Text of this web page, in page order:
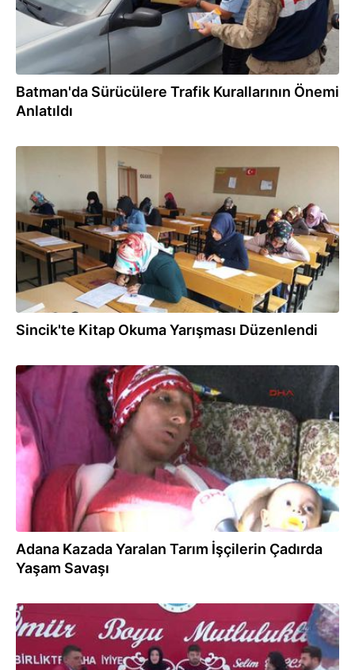
Batman'da Sürücülere Trafik Kurallarının Önemi
Anlatıldı
Sincik'te Kitap Okuma Yarışması Düzenlendi
16.03.2018
Adana Kazada Yaralan Tarım İşçilerin Çadırda
Yaşam Savaşı
14.02.2018